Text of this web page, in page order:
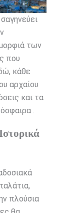
των
που
κάθε
αρχαίου
και τα
.
πλούσια